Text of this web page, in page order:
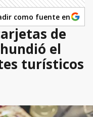
como fuente en
de
el
turísticos